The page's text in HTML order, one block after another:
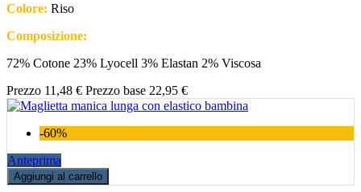
Colore: Riso
Composizione:
72% Cotone 23% Lyocell 3% Elastan 2% Viscosa
Prezzo 11,48 € Prezzo base 22,95 €
-60%
Anteprima
Aggiungi al carrello